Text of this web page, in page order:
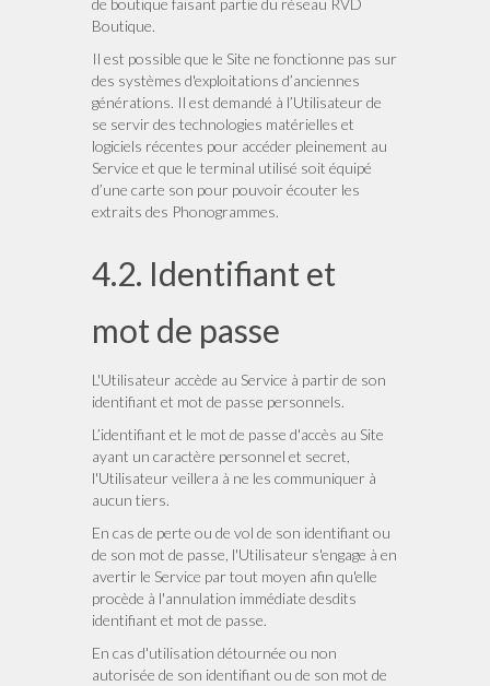
de boutique faisant partie du réseau RVD
Boutique.
Il est possible que le Site ne fonctionne pas sur
des systèmes d'exploitations d’anciennes
générations. Il est demandé à l’Utilisateur de
se servir des technologies matérielles et
logiciels récentes pour accéder pleinement au
Service et que le terminal utilisé soit équipé
d’une carte son pour pouvoir écouter les
extraits des Phonogrammes.
4.2. Identifiant et
mot de passe
L'Utilisateur accède au Service à partir de son
identifiant et mot de passe personnels.
L’identifiant et le mot de passe d'accès au Site
ayant un caractère personnel et secret,
l'Utilisateur veillera à ne les communiquer à
aucun tiers.
En cas de perte ou de vol de son identifiant ou
de son mot de passe, l'Utilisateur s'engage à en
avertir le Service par tout moyen afin qu'elle
procède à l'annulation immédiate desdits
identifiant et mot de passe.
En cas d'utilisation détournée ou non
autorisée de son identifiant ou de son mot de